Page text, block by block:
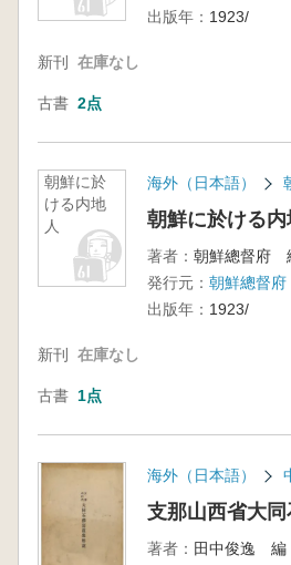
出版年： 1923/
新刊 在庫なし
古書 2点
朝鮮に於
ける内地
人
海外（日本語）
朝鮮に於ける内
著者： 朝鮮總督府
発行元： 朝鮮總督府
出版年： 1923/
新刊 在庫なし
古書 1点
海外（日本語）
支那山西省大
著者： 田中俊逸 編